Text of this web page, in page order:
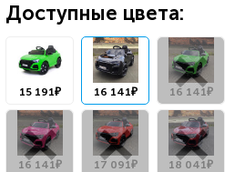
Доступные цвета:
15 191₽ 16 141₽ 16 141₽
16 141₽ 17 091₽ 18 041₽